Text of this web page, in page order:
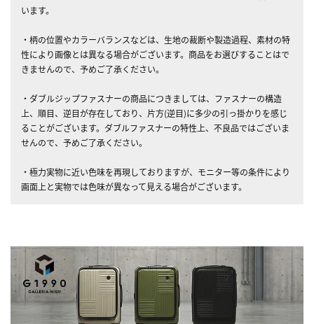
います。
・柄の位置やカラーバランスなどは、生地の裁断や製造過程、素材の特
性により画像とは異なる場合がございます。商品をお選びすることはで
きませんので、予めご了承ください。
・ダブルジップファスナーの商品につきましては、ファスナーの構造
上、順目、逆目が存在しており、片方(逆目)に多少の引っ掛かりを感じ
ることがございます。ダブルファスナーの特性上、不良品ではございま
せんので、予めご了承ください。
・極力実物に近い色味を再現しておりますが、モニター等の条件により
画面上と実物では色味が異なって見える場合がございます。